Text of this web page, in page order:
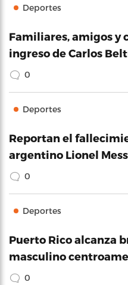
Deportes
Familiares, amigos y
ingreso de Carlos
0
Deportes
Reportan el
argentino Lionel
0
Deportes
Puerto Rico alcanza
masculino
0